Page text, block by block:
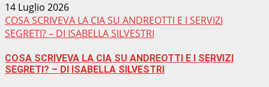
14 Luglio 2026
COSA SCRIVEVA LA CIA SU ANDREOTTI E I SERVIZI
SEGRETI? – DI ISABELLA SILVESTRI
COSA SCRIVEVA LA CIA SU ANDREOTTI E I SERVIZI
SEGRETI? – DI ISABELLA SILVESTRI